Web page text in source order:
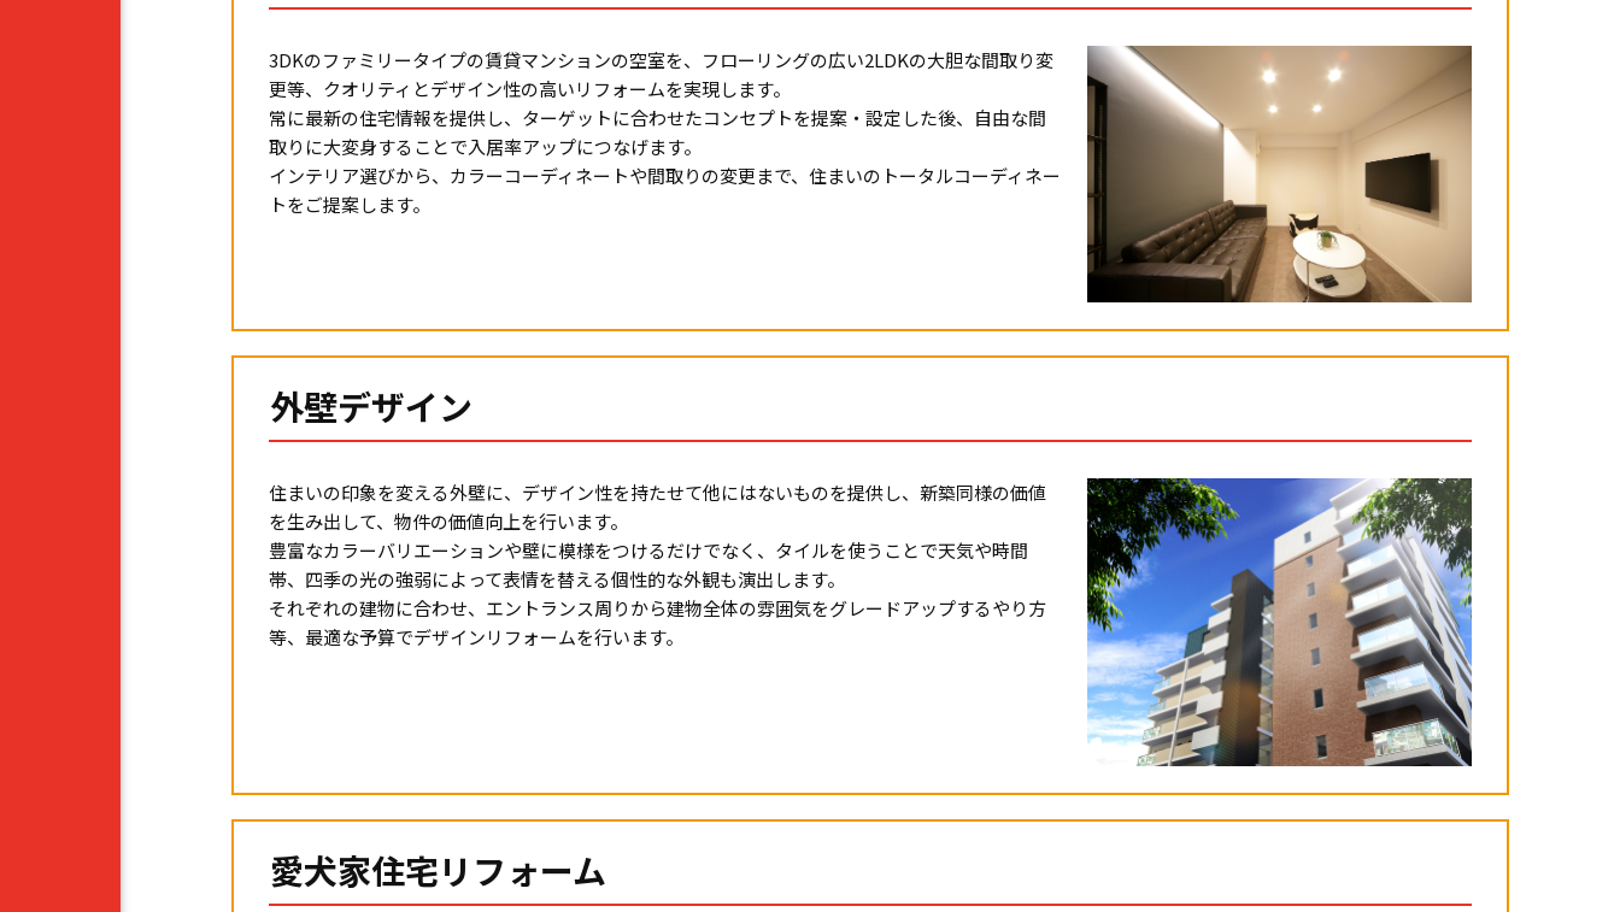
3DKのファミリータイプの賃貸マンションの空室を、フローリングの広い2LDKの大胆な間取り変
更等、クオリティとデザイン性の高いリフォームを実現します。
常に最新の住宅情報を提供し、ターゲットに合わせたコンセプトを提案・設定した後、自由な間
取りに大変身することで入居率アップにつなげます。
インテリア選びから、カラーコーディネートや間取りの変更まで、住まいのトータルコーディネー
トをご提案します。
外壁デザイン
住まいの印象を変える外壁に、デザイン性を持たせて他にはないものを提供し、新築同様の価値
を生み出して、物件の価値向上を行います。
豊富なカラーバリエーションや壁に模様をつけるだけでなく、タイルを使うことで天気や時間
帯、四季の光の強弱によって表情を替える個性的な外観も演出します。
それぞれの建物に合わせ、エントランス周りから建物全体の雰囲気をグレードアップするやり方
等、最適な予算でデザインリフォームを行います。
愛犬家住宅リフォーム